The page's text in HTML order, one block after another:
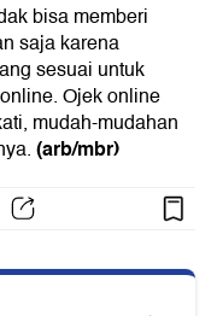
bisa memberi
saja karena
sesuai untuk
Ojek online
mudah-mudahan
(arb/mbr)